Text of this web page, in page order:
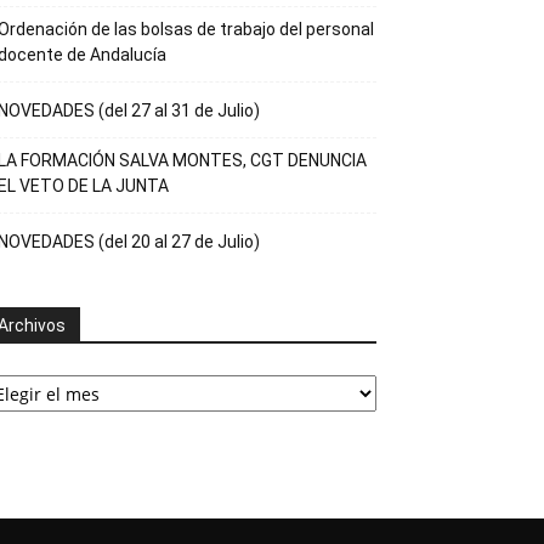
de las bolsas de trabajo del personal
de Andalucía
(del 27 al 31 de Julio)
FORMACIÓN SALVA MONTES, CGT DENUNCIA
VETO DE LA JUNTA
(del 20 al 27 de Julio)